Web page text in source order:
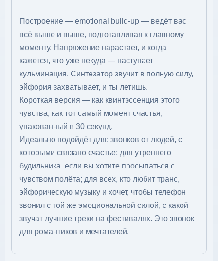
Построение — emotional build-up — ведёт вас
всё выше и выше, подготавливая к главному
моменту. Напряжение нарастает, и когда
кажется, что уже некуда — наступает
кульминация. Синтезатор звучит в полную силу,
эйфория захватывает, и ты летишь.
Короткая версия — как квинтэссенция этого
чувства, как тот самый момент счастья,
упакованный в 30 секунд.
Идеально подойдёт для: звонков от людей, с
которыми связано счастье; для утреннего
будильника, если вы хотите просыпаться с
чувством полёта; для всех, кто любит транс,
эйфорическую музыку и хочет, чтобы телефон
звонил с той же эмоциональной силой, с какой
звучат лучшие треки на фестивалях. Это звонок
для романтиков и мечтателей.